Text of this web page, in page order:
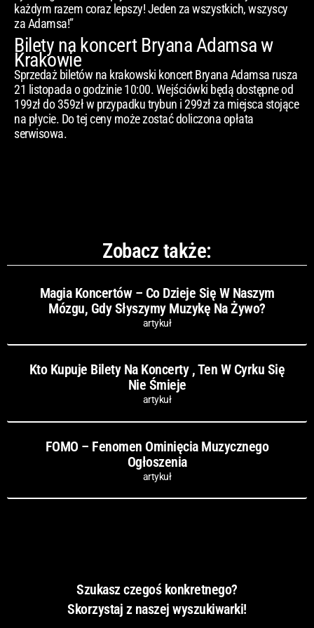
każdym razem coraz lepszy! Jeden za wszystkich, wszyscy
za Adamsa!”
Bilety na koncert Bryana Adamsa w
Krakowie
Sprzedaż biletów na krakowski koncert Bryana Adamsa rusza
21 listopada o godzinie 10:00. Wejściówki będą dostępne od
199zł do 359zł w przypadku trybun i 299zł za miejsca stojące
na płycie. Do tej ceny może zostać doliczona opłata
serwisowa.
Zobacz także:
Magia Koncertów – Co Dzieje Się W Naszym
Mózgu, Gdy Słyszymy Muzykę Na Żywo?
artykuł
Kto Kupuje Bilety Na Koncerty , Ten W Cyrku Się
Nie Śmieje
artykuł
FOMO – Fenomen Ominięcia Muzycznego
Ogłoszenia
artykuł
Szukasz czegoś konkretnego?
Skorzystaj z naszej wyszukiwarki!